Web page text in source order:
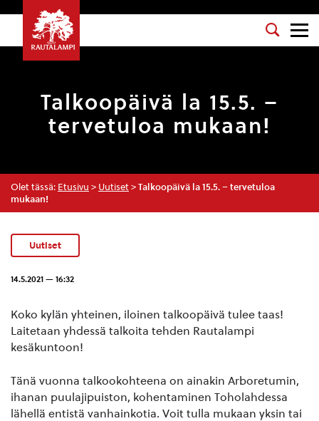
Talkoopäivä la 15.5. –
tervetuloa mukaan!
Olet tässä: Etusivu > Uutiset > Talkoopäivä la 15.5. – tervetuloa
mukaan!
Uutiset
14.5.2021 — 16:32
Koko kylän yhteinen, iloinen talkoopäivä tulee taas!
Laitetaan yhdessä talkoita tehden Rautalampi
kesäkuntoon!
Tänä vuonna talkookohteena on ainakin Arboretumin,
ihanan puulajipuiston, kohentaminen Toholahdessa
lähellä entistä vanhainkotia. Voit tulla mukaan yksin tai